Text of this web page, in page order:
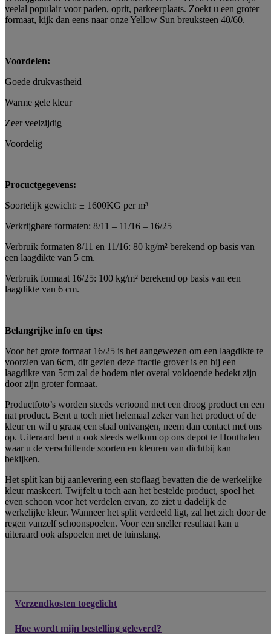
veelal populair voor paden, oprit, parkeerplaats. Zoekt u een groter
formaat, kijk dan eens naar onzeYellow Sun breuksteen 40/60.
Voordelen:
Goede drukvastheid
Warme gele kleur
Zeer veelzijdig
Voordelig
Procuctgegevens:
Soortelijk gewicht: ± 1600KG per m³
Verkrijgbare formaten: 8/11 – 11/16 – 16/25
Verbruik formaten 8/11 en 11/16: 80 kg/m² berekend op basis van
een laagdikte van 5 cm.
Verbruik formaat 16/25: 100 kg/m² berekend op basis van een
laagdikte van 6 cm.
Belangrijke info en tips:
Voor het grote formaat 16/25 is het aangewezen om een laagdikte te
voorzien van 6cm, dit gezien deze fractie grover is en bij een
laagdikte van 5cm zal de bodem niet overal voldoende bedekt zijn
door zijn groter formaat.
Productfoto’s worden steeds vertoond met een droog product en een
nat product. Bent u toch niet helemaal zeker van het product of de
kleur en wil u graag een staal ontvangen, neem dan contact met ons
op. Uiteraard bent u ook steeds welkom op ons depot te Houthalen
waar u de verschillende soorten en kleuren van dichtbij kan
bekijken.
Het split kan bij aanlevering een stoflaag bevatten die de werkelijke
kleur maskeert. Twijfelt u toch aan het bestelde product, spoel het
even schoon voor het verdelen ervan, zo ziet u dadelijk de
werkelijke kleur. Wanneer het split verdeeld ligt, zal het zich door de
regen vanzelf schoonspoelen. Voor een sneller resultaat kan u
uiteraard ook afspoelen met de tuinslang.
Verzendkosten toegelicht
Hoe wordt mijn bestelling geleverd?